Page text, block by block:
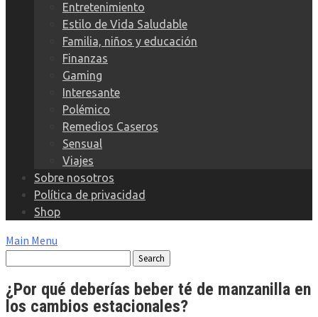
Entretenimiento
Estilo de Vida Saludable
Familia, niños y educación
Finanzas
Gaming
Interesante
Polémico
Remedios Caseros
Sensual
Viajes
Sobre nosotros
Política de privacidad
Shop
Main Menu
¿Por qué deberías beber té de manzanilla en
los cambios estacionales?